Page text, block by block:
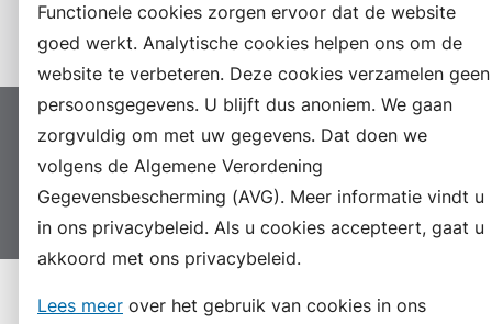
Functionele cookies zorgen ervoor dat de website
goed werkt. Analytische cookies helpen ons om de
website te verbeteren. Deze cookies verzamelen geen
persoonsgegevens. U blijft dus anoniem. We gaan
zorgvuldig om met uw gegevens. Dat doen we
volgens de Algemene Verordening
Gegevensbescherming (AVG). Meer informatie vindt u
in ons privacybeleid. Als u cookies accepteert, gaat u
akkoord met ons privacybeleid.
Lees meer over het gebruik van cookies in ons
Instagram
Proclaimer Colofon
Toegankelijkheid
Sitemap
Privacyverklaring
Servicenormen
Suggesties
Archief Vacatures